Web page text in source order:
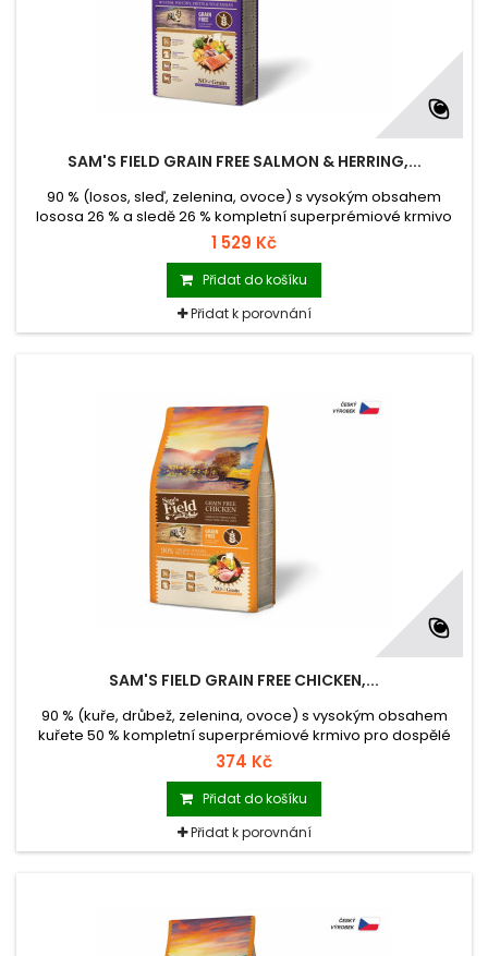
SAM'S FIELD GRAIN FREE SALMON & HERRING,...
90 % (losos, sleď, zelenina, ovoce) s vysokým obsahem
lososa 26 % a sledě 26 % kompletní superprémiové krmivo
pro dospělé psy všech plemen krmivo s nulovým obsahem
obilovin (Grain Free) krmivo vyrobené v České republice
balení se zipem hmotnost 13 kg
1 529 Kč
Přidat do košíku
Přidat k porovnání
SAM'S FIELD GRAIN FREE CHICKEN,...
90 % (kuře, drůbež, zelenina, ovoce) s vysokým obsahem
kuřete 50 % kompletní superprémiové krmivo pro dospělé
psy všech plemen krmivo s nulovým obsahem obilovin (Grain
Free) krmivo vyrobené v České republice balení se zipem
hmotnost 2,5 kg
374 Kč
Přidat do košíku
Přidat k porovnání